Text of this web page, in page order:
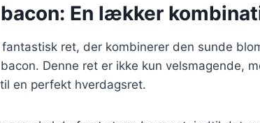
En lækker
ret, der kombinerer den sunde
Denne ret er ikke kun velsmagende,
en perfekt hverdagsret.